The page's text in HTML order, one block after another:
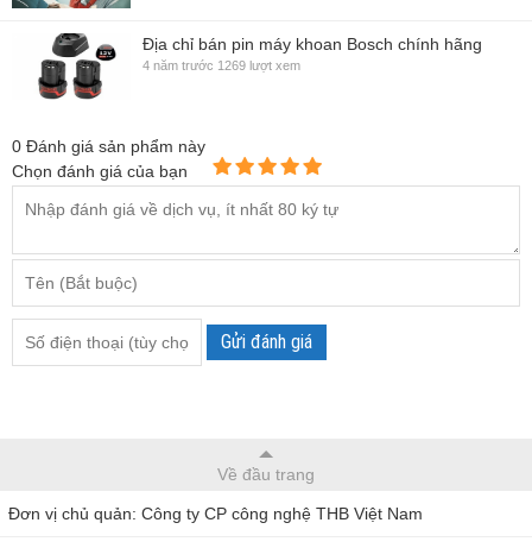
Địa chỉ bán pin máy khoan Bosch chính hãng
4 năm trước 1269 lượt xem
0 Đánh giá sản phẩm này
Chọn đánh giá của bạn
Gửi đánh giá
Về đầu trang
Đơn vị chủ quản: Công ty CP công nghệ THB Việt Nam